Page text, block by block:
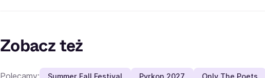
Zobacz też
Polecamy: Summer Fall Festival Pyrkon 2027 Only The Poets